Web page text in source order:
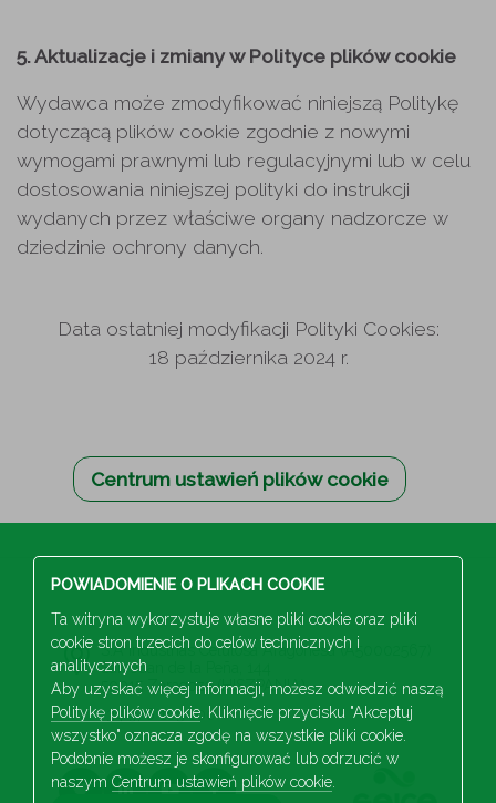
5. Aktualizacje i zmiany w Polityce plików cookie
Wydawca może zmodyfikować niniejszą Politykę
dotyczącą plików cookie zgodnie z nowymi
wymogami prawnymi lub regulacyjnymi lub w celu
dostosowania niniejszej polityki do instrukcji
wydanych przez właściwe organy nadzorcze w
dziedzinie ochrony danych.
Data ostatniej modyfikacji Polityki Cookies:
18 października 2024 r.
Centrum ustawień plików cookie
S.A Industrias Celulosa Aragonesa (A50002567)
San Juan de la Peña, 144
50015 Zaragoza (HISZPANIA)
+34 976 103 100
POWIADOMIENIE O PLIKACH COOKIE
Ta witryna wykorzystuje własne pliki cookie oraz pliki
cookie stron trzecich do celów technicznych i
analitycznych
Aby uzyskać więcej informacji, możesz odwiedzić naszą
Politykę plików cookie . Kliknięcie przycisku "Akceptuj
wszystko" oznacza zgodę na wszystkie pliki cookie.
Podobnie możesz je skonfigurować lub odrzucić w
naszym Centrum ustawień plików cookie